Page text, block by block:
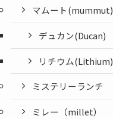
マムート(mummut)
デュカン(Ducan)
リチウム(Lithium)
ミステリーランチ
ミレー（millet）